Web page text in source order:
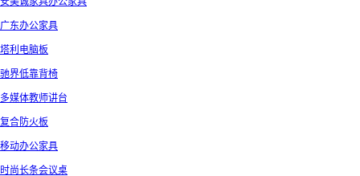
广东办公家具
塔利电脑板
驰界低靠背椅
多媒体教师讲台
复合防火板
移动办公家具
时尚长条会议桌